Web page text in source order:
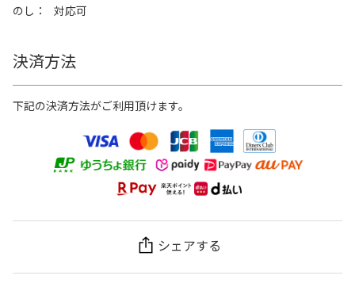
のし
対応可
決済方法
下記の決済方法がご利用頂けます。
シェアする